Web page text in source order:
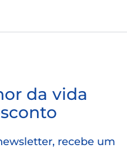
da vida
recebe um